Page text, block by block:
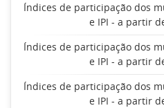
Índices de participação dos
e IPI - a partir
Índices de participação dos
e IPI - a partir
Índices de participação dos
e IPI - a partir